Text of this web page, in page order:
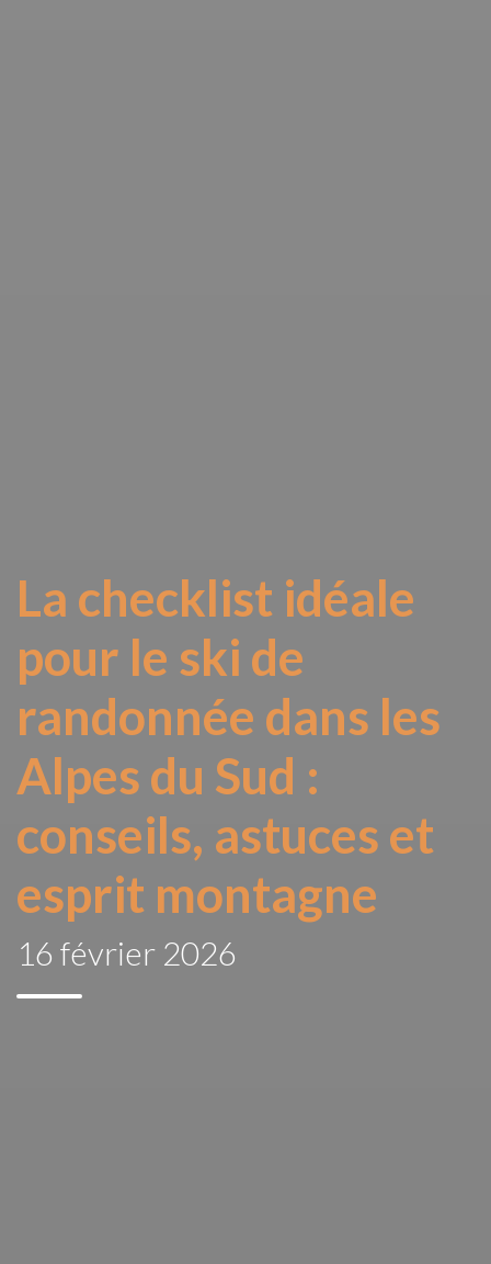
La checklist idéale
pour le ski de
randonnée dans les
Alpes du Sud :
conseils, astuces et
esprit montagne
16 février 2026